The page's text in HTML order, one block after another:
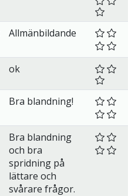
Allmänbildande
ok
Bra blandning!
Bra blandning
och bra
spridning på
lättare och
svårare frågor.